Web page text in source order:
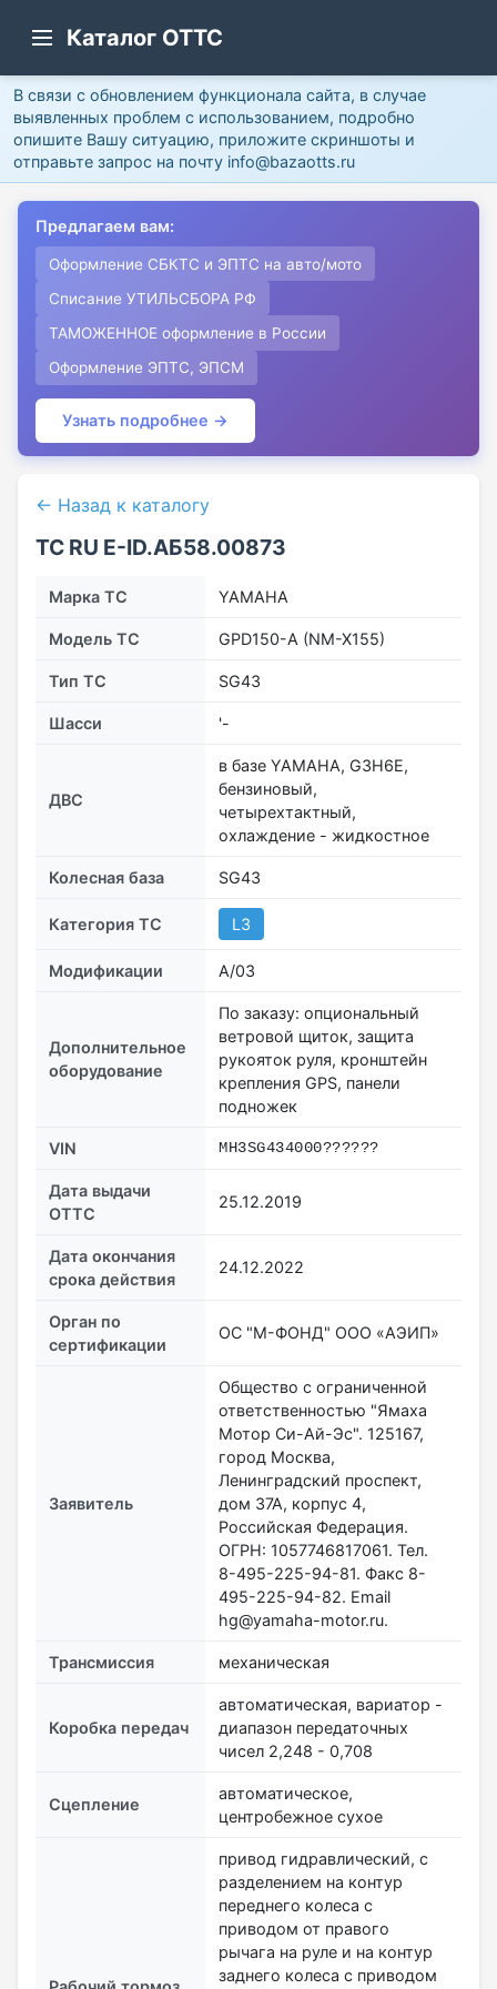
Каталог ОТТС
В связи с обновлением функционала сайта, в случае
выявленных проблем с использованием, подробно
опишите Вашу ситуацию, приложите скриншоты и
отправьте запрос на почту info@bazaotts.ru
Предлагаем вам:
Оформление СБКТС и ЭПТС на авто/мото
Списание УТИЛЬСБОРА РФ
ТАМОЖЕННОЕ оформление в России
Оформление ЭПТС, ЭПСМ
Узнать подробнее →
← Назад к каталогу
ТС RU Е-ID.АБ58.00873
Марка ТС YAMAHA
Модель ТС GPD150-A (NM-X155)
Тип ТС SG43
Шасси '-
ДВС
в базе YAMAHA, G3H6E,
бензиновый,
четырехтактный,
охлаждение - жидкостное
Колесная база SG43
Категория ТС L3
Модификации A/03
Дополнительное
оборудование
По заказу: опциональный
ветровой щиток, защита
рукояток руля, кронштейн
крепления GPS, панели
подножек
VIN MH3SG434000??????
Дата выдачи
ОТТС
25.12.2019
Дата окончания
срока действия
24.12.2022
Орган по
сертификации
ОС "М-ФОНД" ООО «АЭИП»
Заявитель
Общество с ограниченной
ответственностью "Ямаха
Мотор Си-Ай-Эс". 125167,
город Москва,
Ленинградский проспект,
дом 37А, корпус 4,
Российская Федерация.
ОГРН: 1057746817061. Тел.
8-495-225-94-81. Факс 8-
495-225-94-82. Email
hg@yamaha-motor.ru.
Трансмиссия механическая
Коробка передач
автоматическая, вариатор -
диапазон передаточных
чисел 2,248 - 0,708
Сцепление
автоматическое,
центробежное сухое
привод гидравлический, с
разделением на контур
переднего колеса с
приводом от правого
рычага на руле и на контур
заднего колеса с приводом